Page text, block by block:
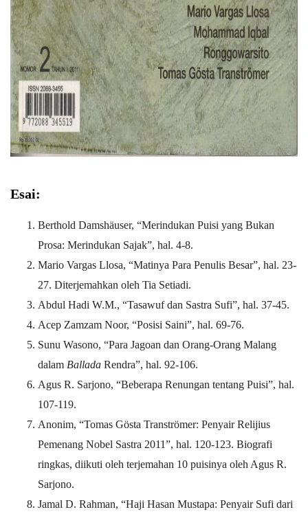
Esai:
Berthold Damshäuser, “Merindukan Puisi yang Bukan
Prosa: Merindukan Sajak”, hal. 4-8.
Mario Vargas Llosa, “Matinya Para Penulis Besar”, hal. 23-
27. Diterjemahkan oleh Tia Setiadi.
Abdul Hadi W.M., “Tasawuf dan Sastra Sufi”, hal. 37-45.
Acep Zamzam Noor, “Posisi Saini”, hal. 69-76.
Sunu Wasono, “Para Jagoan dan Orang-Orang Malang
dalam Ballada Rendra”, hal. 92-106.
Agus R. Sarjono, “Beberapa Renungan tentang Puisi”, hal.
107-119.
Anonim, “Tomas Gösta Tranströmer: Penyair Relijius
Pemenang Nobel Sastra 2011”, hal. 120-123. Biografi
ringkas, diikuti oleh terjemahan 10 puisinya oleh Agus R.
Sarjono.
Jamal D. Rahman, “Haji Hasan Mustapa: Penyair Sufi dari